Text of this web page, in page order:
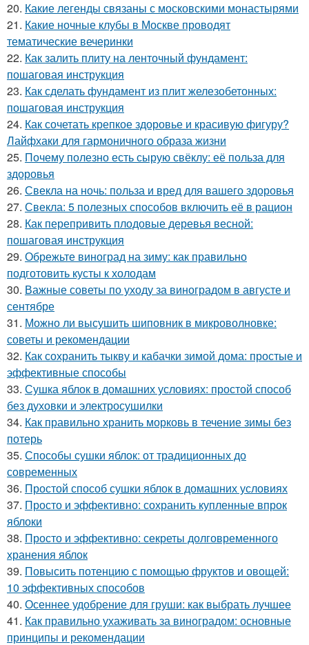
20. Какие легенды связаны с московскими монастырями
21. Какие ночные клубы в Москве проводят
тематические вечеринки
22. Как залить плиту на ленточный фундамент:
пошаговая инструкция
23. Как сделать фундамент из плит железобетонных:
пошаговая инструкция
24. Как сочетать крепкое здоровье и красивую фигуру?
Лайфхаки для гармоничного образа жизни
25. Почему полезно есть сырую свёклу: её польза для
здоровья
26. Свекла на ночь: польза и вред для вашего здоровья
27. Свекла: 5 полезных способов включить её в рацион
28. Как перепривить плодовые деревья весной:
пошаговая инструкция
29. Обрежьте виноград на зиму: как правильно
подготовить кусты к холодам
30. Важные советы по уходу за виноградом в августе и
сентябре
31. Можно ли высушить шиповник в микроволновке:
советы и рекомендации
32. Как сохранить тыкву и кабачки зимой дома: простые и
эффективные способы
33. Сушка яблок в домашних условиях: простой способ
без духовки и электросушилки
34. Как правильно хранить морковь в течение зимы без
потерь
35. Способы сушки яблок: от традиционных до
современных
36. Простой способ сушки яблок в домашних условиях
37. Просто и эффективно: сохранить купленные впрок
яблоки
38. Просто и эффективно: секреты долговременного
хранения яблок
39. Повысить потенцию с помощью фруктов и овощей:
10 эффективных способов
40. Осеннее удобрение для груши: как выбрать лучшее
41. Как правильно ухаживать за виноградом: основные
принципы и рекомендации